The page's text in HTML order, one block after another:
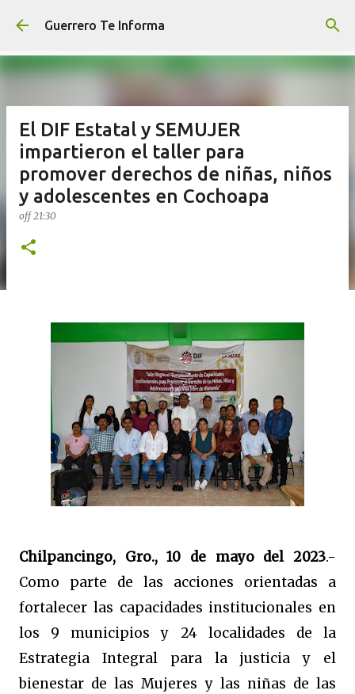
Ir al contenido principal
Guerrero Te Informa
El DIF Estatal y SEMUJER
impartieron el taller para
promover derechos de niñas, niños
y adolescentes en Cochoapa
off21:30
Chilpancingo, Gro., 10 de mayo del 2023.-
Como parte de las acciones orientadas a
fortalecer las capacidades institucionales en
los 9 municipios y 24 localidades de la
Estrategia Integral para la justicia y el
bienestar de las Mujeres y las niñas de las